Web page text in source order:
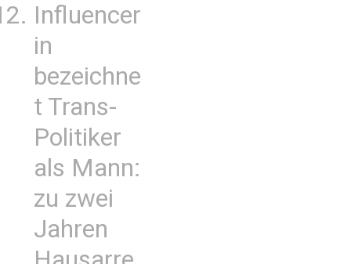
Influencer
in
bezeichne
t Trans-
Politiker
als Mann:
zu zwei
Jahren